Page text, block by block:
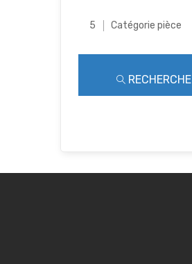
Catégorie pièce
RECHERCHE